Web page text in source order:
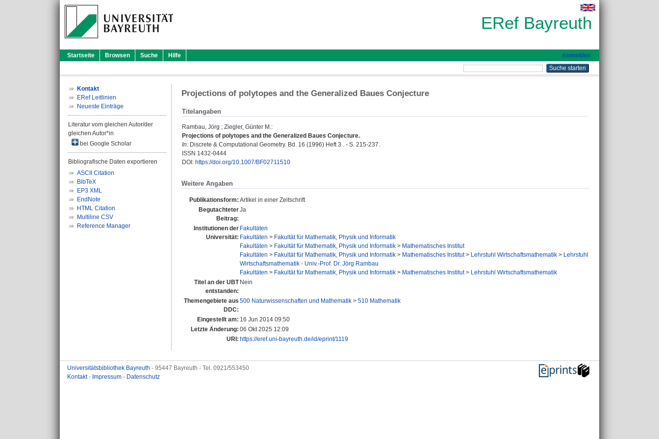
ERef Bayreuth
Startseite Browsen Suche Hilfe Anmelden
Kontakt
ERef Leitlinien
Neueste Einträge
Literatur vom gleichen Autor/der
gleichen Autor*in
bei Google Scholar
Bibliografische Daten exportieren
ASCII Citation
BibTeX
EP3 XML
EndNote
HTML Citation
Multiline CSV
Reference Manager
Projections of polytopes and the Generalized Baues Conjecture
Titelangaben
Rambau, Jörg ; Ziegler, Günter M.:
Projections of polytopes and the Generalized Baues Conjecture.
In: Discrete & Computational Geometry. Bd. 16 (1996) Heft 3 . - S. 215-237.
ISSN 1432-0444
DOI: https://doi.org/10.1007/BF02711510
Weitere Angaben
Publikationsform: Artikel in einer Zeitschrift
Begutachteter
Beitrag:
Ja
Institutionen der
Universität:
Fakultäten
Fakultäten > Fakultät für Mathematik, Physik und Informatik
Fakultäten > Fakultät für Mathematik, Physik und Informatik > Mathematisches Institut
Fakultäten > Fakultät für Mathematik, Physik und Informatik > Mathematisches Institut> Lehrstuhl Wirtschaftsmathematik > Lehrstuhl
Wirtschaftsmathematik - Univ.-Prof. Dr. Jörg Rambau
Fakultäten > Fakultät für Mathematik, Physik und Informatik > Mathematisches Institut> Lehrstuhl Wirtschaftsmathematik
Titel an der UBT
entstanden:
Nein
Themengebiete aus
DDC:
500 Naturwissenschaften und Mathematik > 510 Mathematik
Eingestellt am: 16 Jun 2014 09:50
Letzte Änderung: 06 Okt 2025 12:09
URI: https://eref.uni-bayreuth.de/id/eprint/1119
Universitätsbibliothek Bayreuth - 95447 Bayreuth - Tel. 0921/553450
Kontakt- Impressum - Datenschutz